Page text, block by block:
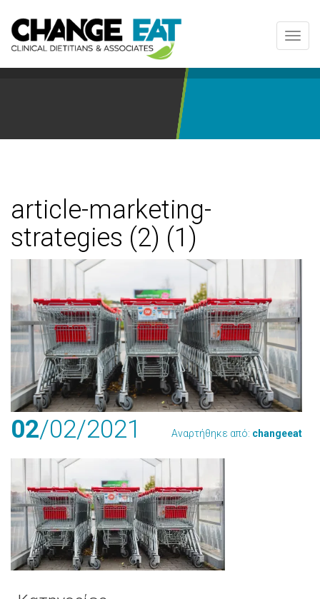
article-marketing-
strategies (2) (1)
02/02/2021 Αναρτήθηκε από: changeeat